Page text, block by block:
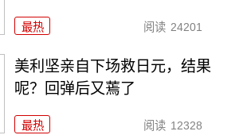
最热 阅读 24201
美利坚亲自下场救日元，结果
呢？回弹后又蔫了
最热 阅读 12328